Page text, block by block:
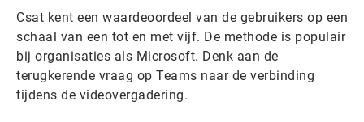
Csat kent een waardeoordeel van de gebruikers op een
schaal van een tot en met vijf. De methode is populair
bij organisaties als Microsoft. Denk aan de
terugkerende vraag op Teams naar de verbinding
tijdens de videovergadering.